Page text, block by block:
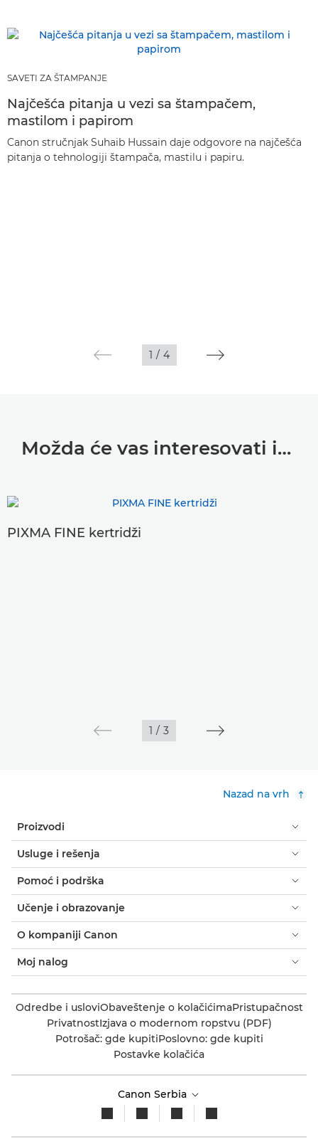
SAVETI ZA ŠTAMPANJE
Najčešća pitanja u vezi sa štampačem,
mastilom i papirom
Canon stručnjak Suhaib Hussain daje odgovore na najčešća
pitanja o tehnologiji štampača, mastilu i papiru.
1 / 4
Možda će vas interesovati i…
PIXMA FINE kertridži
1 / 3
Nazad na vrh
Proizvodi
Usluge i rešenja
Pomoć i podrška
Učenje i obrazovanje
O kompaniji Canon
Moj nalog
Odredbe i usloviObaveštenje o kolačićimaPristupačnost
PrivatnostIzjava o modernom ropstvu (PDF)
Potrošač: gde kupitiPoslovno: gde kupiti
Postavke kolačića
Canon Serbia